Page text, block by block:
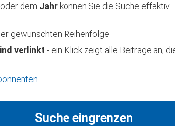
oder dem Jahr können Sie die Suche effektiv
gewünschten Reihenfolge
verlinkt - ein Klick zeigt alle Beiträge an,
Suche eingrenzen